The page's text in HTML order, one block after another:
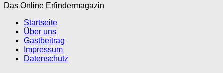
Das Online Erfindermagazin
Startseite
Über uns
Gastbeitrag
Impressum
Datenschutz